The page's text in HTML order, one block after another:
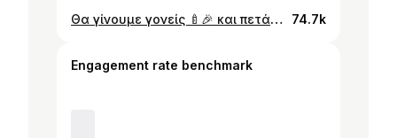
Θα γίνουμε γονείς 🍼🎉 και πετάμε από την χαρά και την ευτυχία μας! Ανυπομονούμε σαν τρελοί να κρατήσουμε στην αγκαλιά μας το αγγελουδάκι μας! Είμαστε τόσο τυχεροί και νιώθουμε ευλογημένοι 🤍 74.7k
Engagement rate benchmark